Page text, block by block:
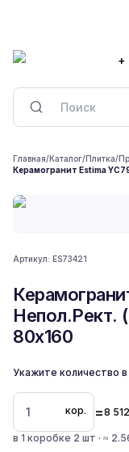
+
Главная/Каталог/Плитка/
Керамогранит Estima
Артикул: ES73421
Непол.Рект.
80x160
Укажите количество
кор. =8 512
в 1 коробке 2 шт · ≈